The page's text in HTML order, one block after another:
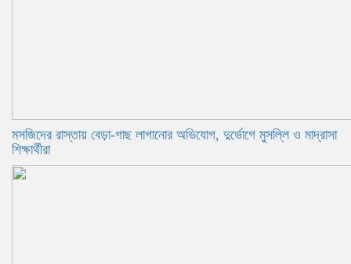
মসজিদের রাস্তায় বেড়া-গাছ লাগানোর অভিযোগ, দুর্ভোগে মুসল্লি ও মাদ্রাসা
শিক্ষার্থীরা